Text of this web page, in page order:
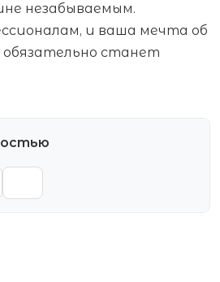
незабываемым.
и ваша мечта об
обязательно станет